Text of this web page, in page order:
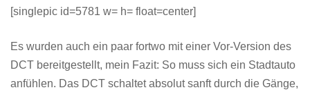
[singlepic id=5781 w= h= float=center]
Es wurden auch ein paar fortwo mit einer Vor-Version des
DCT bereitgestellt, mein Fazit: So muss sich ein Stadtauto
anfühlen. Das DCT schaltet absolut sanft durch die Gänge,